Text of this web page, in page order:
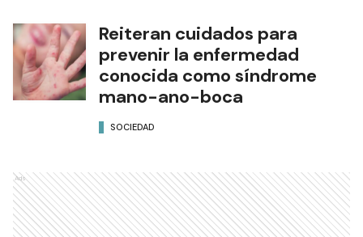
Reiteran cuidados para
prevenir la enfermedad
conocida como síndrome
mano-ano-boca
SOCIEDAD
Ads